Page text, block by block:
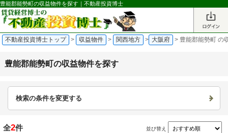
豊能郡能勢町の収益物件を探す｜不動産投資博士
不動産投資博士トップ > 収益物件 > 関西地方 > 大阪府 > 豊能郡能勢町 の
豊能郡能勢町の収益物件を探す
検索の条件を変更する
全2件 並び替え